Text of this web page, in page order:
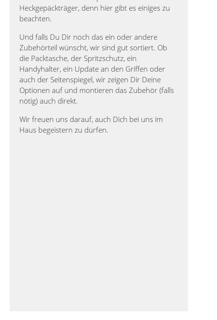
Heckgepäckträger, denn hier gibt es einiges zu
beachten.
Und falls Du Dir noch das ein oder andere
Zubehörteil wünscht, wir sind gut sortiert. Ob
die Packtasche, der Spritzschutz, ein
Handyhalter, ein Update an den Griffen oder
auch der Seitenspiegel, wir zeigen Dir Deine
Optionen auf und montieren das Zubehör (falls
nötig) auch direkt.
Wir freuen uns darauf, auch Dich bei uns im
Haus begeistern zu dürfen.